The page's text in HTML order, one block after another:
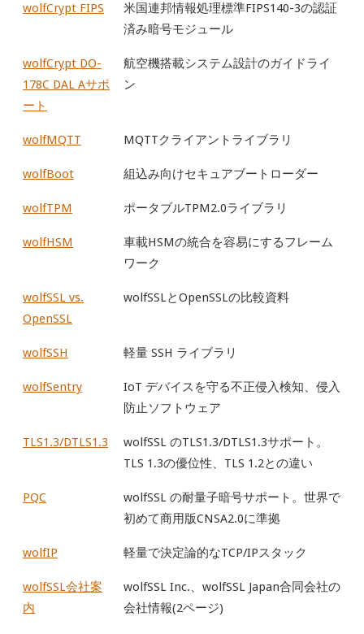
wolfCrypt FIPS
米国連邦情報処理標準FIPS140-3の認証
済み暗号モジュール
wolfCrypt DO-
178C DAL Aサポ
ート
航空機搭載システム設計のガイドライ
ン
wolfMQTT MQTTクライアントライブラリ
wolfBoot 組込み向けセキュアブートローダー
wolfTPM ポータブルTPM2.0ライブラリ
wolfHSM
車載HSMの統合を容易にするフレーム
ワーク
wolfSSL vs.
OpenSSL
wolfSSLとOpenSSLの比較資料
wolfSSH 軽量 SSH ライブラリ
wolfSentry
IoT デバイスを守る不正侵入検知、侵入
防止ソフトウェア
TLS1.3/DTLS1.3
wolfSSL のTLS1.3/DTLS1.3サポート。
TLS 1.3の優位性、TLS 1.2との違い
PQC
wolfSSL の耐量子暗号サポート。世界で
初めて商用版CNSA2.0に準拠
wolfIP 軽量で決定論的なTCP/IPスタック
wolfSSL会社案
内
wolfSSL Inc.、wolfSSL Japan合同会社の
会社情報(2ページ)